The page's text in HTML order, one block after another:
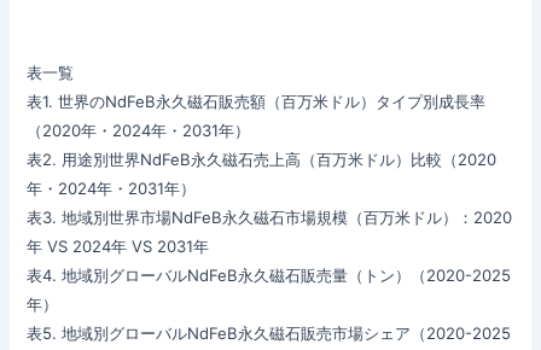
表一覧
表1. 世界のNdFeB永久磁石販売額（百万米ドル）タイプ別成長率
（2020年・2024年・2031年）
表2. 用途別世界NdFeB永久磁石売上高（百万米ドル）比較（2020
年・2024年・2031年）
表3. 地域別世界市場NdFeB永久磁石市場規模（百万米ドル）：2020
年 VS 2024年 VS 2031年
表4. 地域別グローバルNdFeB永久磁石販売量（トン）（2020-2025
年）
表5. 地域別グローバルNdFeB永久磁石販売市場シェア（2020-2025